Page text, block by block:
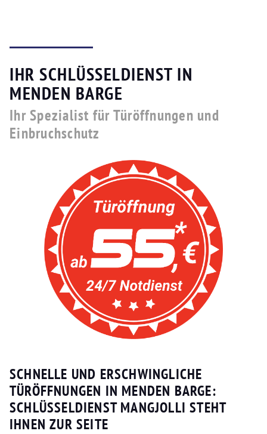
IHR SCHLÜSSELDIENST IN
MENDEN BARGE
Ihr Spezialist für Türöffnungen und
Einbruchschutz
SCHNELLE UND ERSCHWINGLICHE
TÜRÖFFNUNGEN IN MENDEN BARGE:
SCHLÜSSELDIENST MANGJOLLI STEHT
IHNEN ZUR SEITE